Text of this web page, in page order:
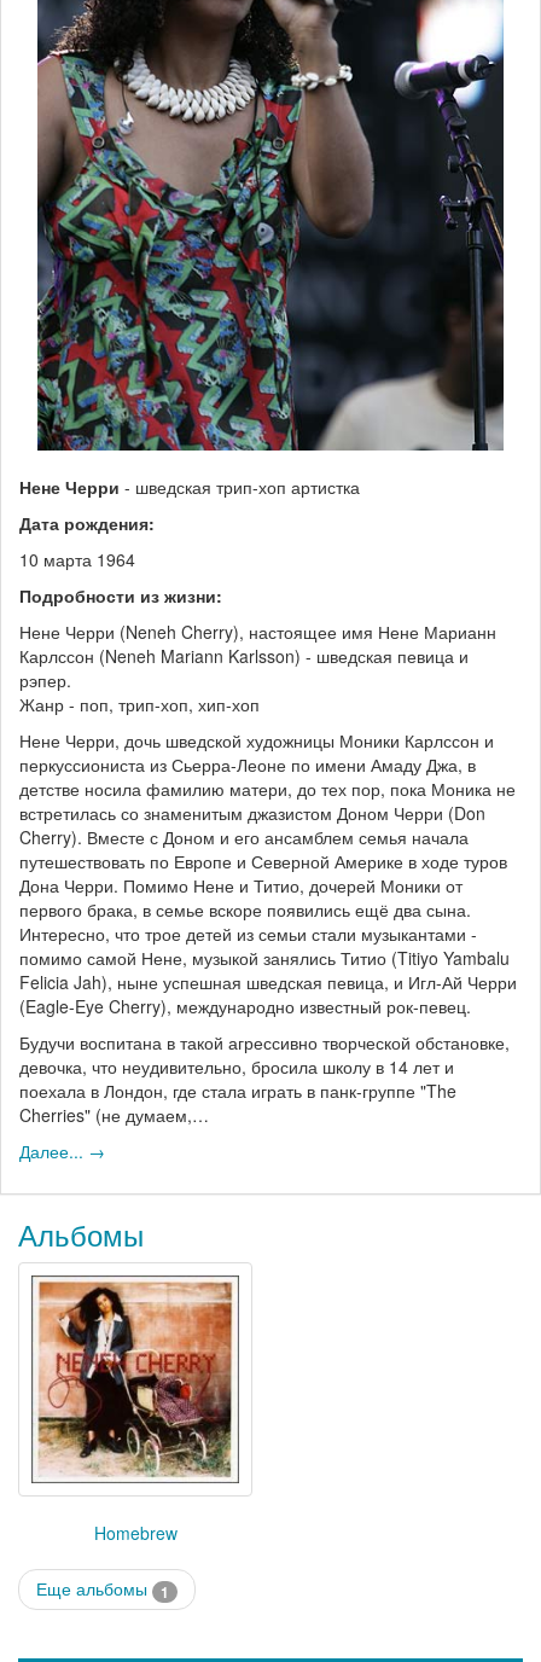
Нене Черри - шведская трип-хоп артистка
Дата рождения:
10 марта 1964
Подробности из жизни:
Нене Черри (Neneh Cherry), настоящее имя Нене Марианн
Карлссон (Neneh Mariann Karlsson) - шведская певица и
рэпер.
Жанр - поп, трип-хоп, хип-хоп
Нене Черри, дочь шведской художницы Моники Карлссон и
перкуссиониста из Сьерра-Леоне по имени Амаду Джа, в
детстве носила фамилию матери, до тех пор, пока Моника не
встретилась со знаменитым джазистом Доном Черри (Don
Cherry). Вместе с Доном и его ансамблем семья начала
путешествовать по Европе и Северной Америке в ходе туров
Дона Черри. Помимо Нене и Титио, дочерей Моники от
первого брака, в семье вскоре появились ещё два сына.
Интересно, что трое детей из семьи стали музыкантами -
помимо самой Нене, музыкой занялись Титио (Titiyo Yambalu
Felicia Jah), ныне успешная шведская певица, и Игл-Ай Черри
(Eagle-Eye Cherry), международно известный рок-певец.
Будучи воспитана в такой агрессивно творческой обстановке,
девочка, что неудивительно, бросила школу в 14 лет и
поехала в Лондон, где стала играть в панк-группе "The
Cherries" (не думаем,…
Далее... →
Альбомы
Homebrew
Еще альбомы 1